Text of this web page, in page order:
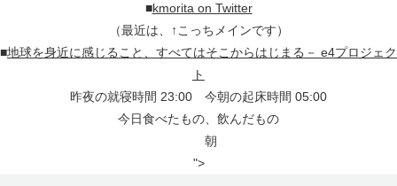
■kmorita on Twitter
（最近は、↑こっちメインです）
■地球を身近に感じること、すべてはそこからはじまる－ e4プロジェク
ト
昨夜の就寝時間 23:00 今朝の起床時間 05:00
今日食べたもの、飲んだもの
朝
">